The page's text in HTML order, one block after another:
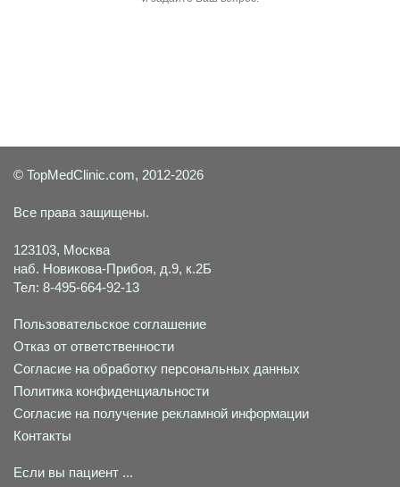
© TopMedClinic.com, 2012-2026
Все права защищены.
123103, Москва
наб. Новикова-Прибоя, д.9, к.2Б
Тел: 8-495-664-92-13
Пользовательское соглашение
Отказ от ответственности
Согласие на обработку персональных данных
Политика конфиденциальности
Согласие на получение рекламной информации
Контакты
Если вы пациент ...